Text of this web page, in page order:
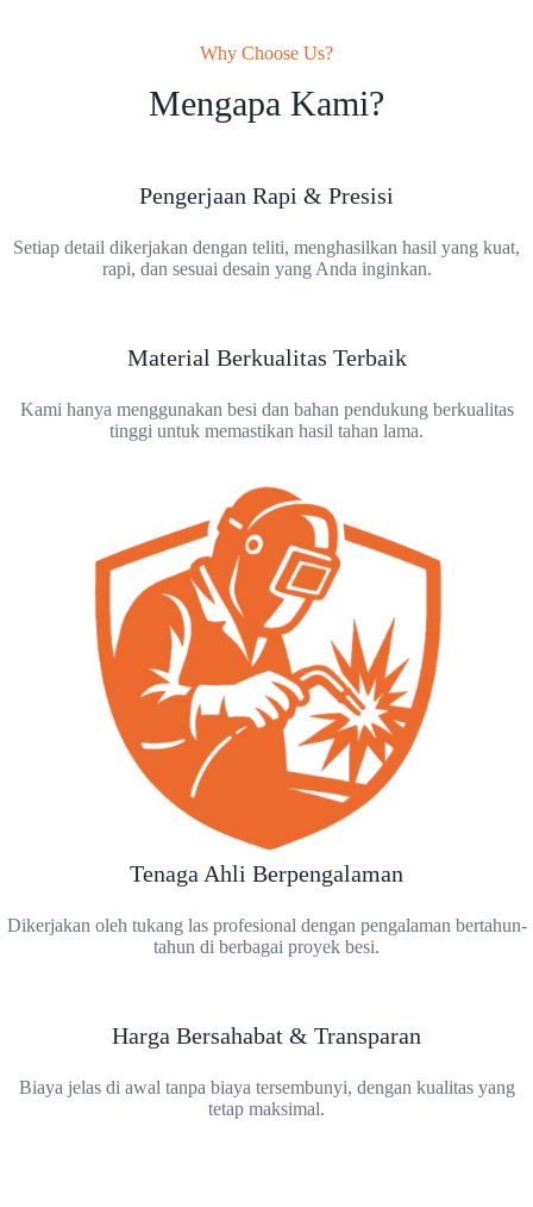
Why Choose Us?
Mengapa Kami?
Pengerjaan Rapi & Presisi
Setiap detail dikerjakan dengan teliti, menghasilkan hasil yang kuat,
rapi, dan sesuai desain yang Anda inginkan.
Material Berkualitas Terbaik
Kami hanya menggunakan besi dan bahan pendukung berkualitas
tinggi untuk memastikan hasil tahan lama.
Tenaga Ahli Berpengalaman
Dikerjakan oleh tukang las profesional dengan pengalaman bertahun-
tahun di berbagai proyek besi.
Harga Bersahabat & Transparan
Biaya jelas di awal tanpa biaya tersembunyi, dengan kualitas yang
tetap maksimal.